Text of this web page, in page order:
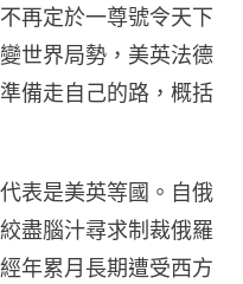
再定於一尊號令天下
世界局勢，美英法德
備走自己的路，概括
表是美英等國。自俄
盡腦汁尋求制裁俄羅
年累月長期遭受西方